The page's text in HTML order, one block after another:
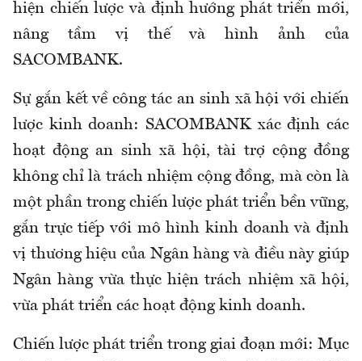
hiện chiến lược và định hướng phát triển mới,
nâng tầm vị thế và hình ảnh của
SACOMBANK.
Sự gắn kết về công tác an sinh xã hội với chiến
lược kinh doanh: SACOMBANK xác định các
hoạt động an sinh xã hội, tài trợ cộng đồng
không chỉ là trách nhiệm cộng đồng, mà còn là
một phần trong chiến lược phát triển bền vững,
gắn trực tiếp với mô hình kinh doanh và định
vị thương hiệu của Ngân hàng và điều này giúp
Ngân hàng vừa thực hiện trách nhiệm xã hội,
vừa phát triển các hoạt động kinh doanh.
Chiến lược phát triển trong giai đoạn mới: Mục